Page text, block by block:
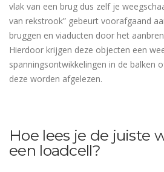
vlak van een brug dus zelf je
van rekstrook” gebeurt voorafgaand
bruggen en viaducten door het
Hierdoor krijgen deze objecten een
spanningsontwikkelingen in de balken
deze worden afgelezen.
Hoe lees je de juiste
een loadcell?